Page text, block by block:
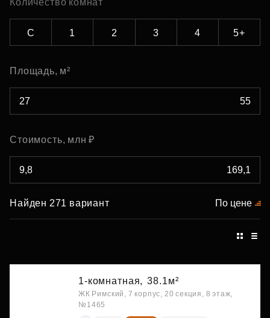
Количество комнат
С 1 2 3 4 5+
Площадь, м²
Стоимость, млн ₽
Найден 271 вариант По цене
1-комнатная, 38.1м²
ЖК Римский, 7 корпус, 20 секция, 8 этаж,
№1465